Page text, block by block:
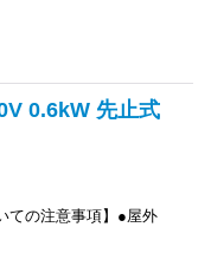
0.6kW 先止式
ての注意事項】●屋外